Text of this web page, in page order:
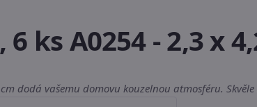
ks A0254 - 2,3 x
dodá vašemu domovu kouzelnou atmosféru.